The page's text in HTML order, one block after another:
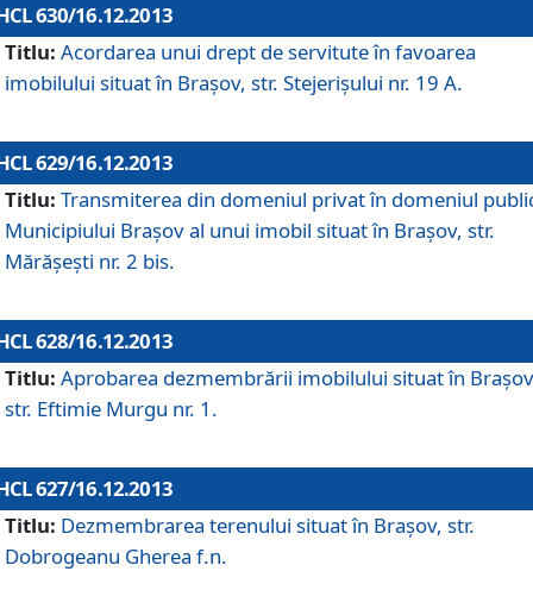
630/16.12.2013
Titlu: Acordarea unui drept de servitute în favoarea
imobilului situat în Braşov, str. Stejerişului nr. 19 A.
629/16.12.2013
Titlu: Transmiterea din domeniul privat în domeniul
Municipiului Braşov al unui imobil situat în Braşov, str.
Mărăşeşti nr. 2 bis.
628/16.12.2013
Titlu: Aprobarea dezmembrării imobilului situat în
str. Eftimie Murgu nr. 1.
627/16.12.2013
Titlu: Dezmembrarea terenului situat în Braşov, str.
Dobrogeanu Gherea f.n.